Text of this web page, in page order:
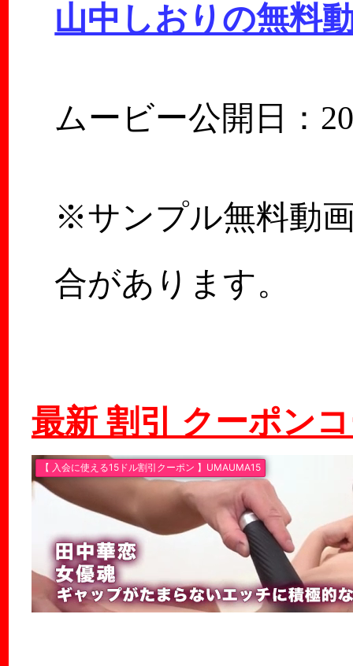
山中しおりの無料
ムービー公開日：
※サンプル無料動
合があります。
最新 割引 クーポン